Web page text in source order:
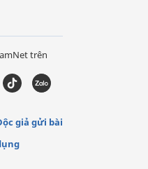
trên
giả gửi bài